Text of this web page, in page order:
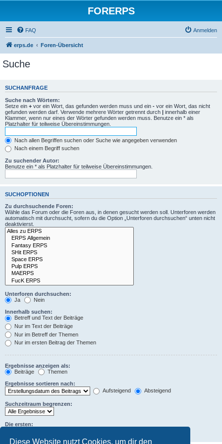
Diese Website nutzt Cookies, um dir den
FORERPS
FAQ Anmelden
erps.de Foren-Übersicht
Suche
SUCHANFRAGE
Suche nach Wörtern:
Setze ein + vor ein Wort, das gefunden werden muss und ein - vor ein Wort, das nicht
gefunden werden darf. Verwende mehrere Wörter getrennt durch | innerhalb einer
Klammer, wenn nur eines der Wörter gefunden werden muss. Benutze ein * als
Platzhalter für teilweise Übereinstimmungen.
Nach allen Begriffen suchen oder Suche wie angegeben verwenden
Nach einem Begriff suchen
Zu suchender Autor:
Benutze ein * als Platzhalter für teilweise Übereinstimmungen.
SUCHOPTIONEN
Zu durchsuchende Foren:
Wähle das Forum oder die Foren aus, in denen gesucht werden soll. Unterforen werden
automatisch mit durchsucht, sofern du die Option „Unterforen durchsuchen“ unten nicht
deaktivierst.
Unterforen durchsuchen:
Ja
Nein
Innerhalb suchen:
Betreff und Text der Beiträge
Nur im Text der Beiträge
Nur im Betreff der Themen
Nur im ersten Beitrag der Themen
Ergebnisse anzeigen als:
Beiträge
Themen
Ergebnisse sortieren nach:
Aufsteigend
Absteigend
Suchzeitraum begrenzen:
Die ersten: